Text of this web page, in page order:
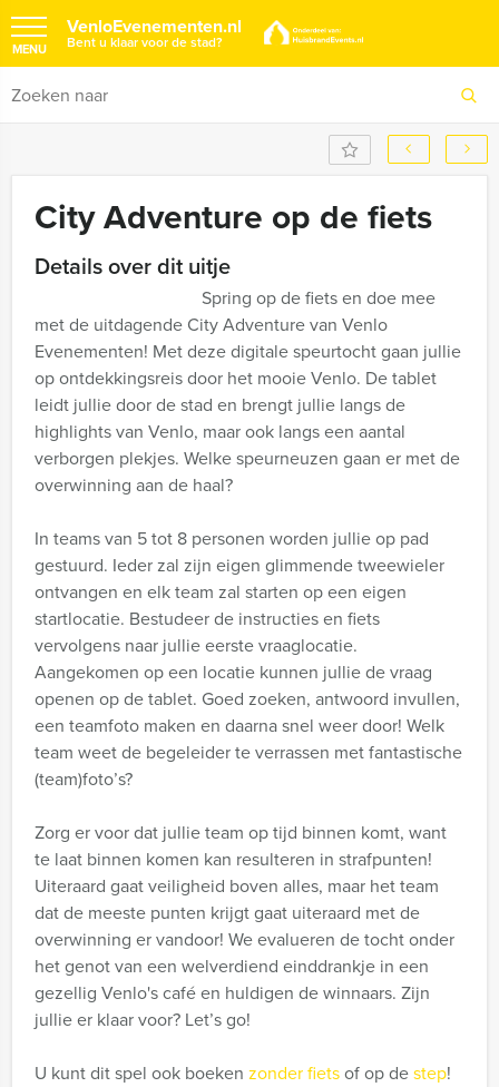
VenloEvenementen.nl
Bent u klaar voor de stad?
MENU
City Adventure op de fiets
Details over dit uitje
Spring op de fiets en doe mee
met de uitdagende City Adventure van Venlo
Evenementen! Met deze digitale speurtocht gaan jullie
op ontdekkingsreis door het mooie Venlo. De tablet
leidt jullie door de stad en brengt jullie langs de
highlights van Venlo, maar ook langs een aantal
verborgen plekjes. Welke speurneuzen gaan er met de
overwinning aan de haal?
In teams van 5 tot 8 personen worden jullie op pad
gestuurd. Ieder zal zijn eigen glimmende tweewieler
ontvangen en elk team zal starten op een eigen
startlocatie. Bestudeer de instructies en fiets
vervolgens naar jullie eerste vraaglocatie.
Aangekomen op een locatie kunnen jullie de vraag
openen op de tablet. Goed zoeken, antwoord invullen,
een teamfoto maken en daarna snel weer door! Welk
team weet de begeleider te verrassen met fantastische
(team)foto’s?
Zorg er voor dat jullie team op tijd binnen komt, want
te laat binnen komen kan resulteren in strafpunten!
Uiteraard gaat veiligheid boven alles, maar het team
dat de meeste punten krijgt gaat uiteraard met de
overwinning er vandoor! We evalueren de tocht onder
het genot van een welverdiend einddrankje in een
gezellig Venlo's café en huldigen de winnaars. Zijn
jullie er klaar voor? Let’s go!
U kunt dit spel ook boeken zonder fietsof op destep!